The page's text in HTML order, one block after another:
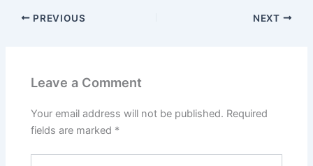
PREVIOUS NEXT
Leave a Comment
Your email address will not be published. Required
fields are marked *